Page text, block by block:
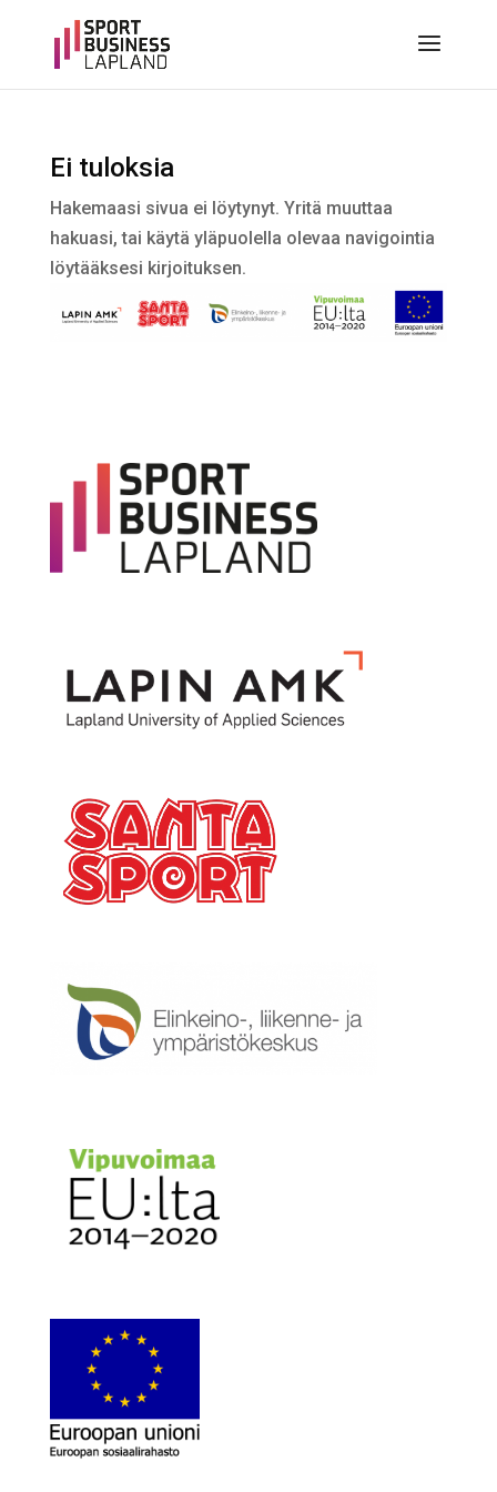
Ei tuloksia
Hakemaasi sivua ei löytynyt. Yritä muuttaa
hakuasi, tai käytä yläpuolella olevaa navigointia
löytääksesi kirjoituksen.